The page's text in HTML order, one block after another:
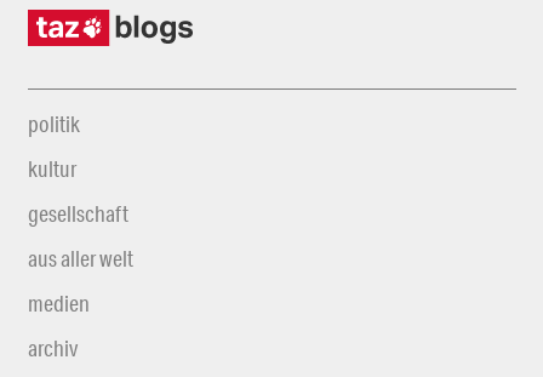
politik
kultur
gesellschaft
aus aller welt
medien
archiv